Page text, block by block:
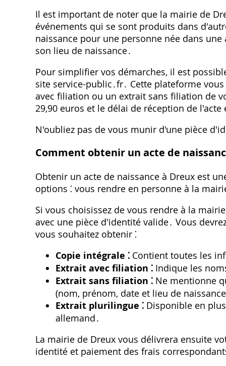
Il est important de noter que la mairie de
événements qui se sont produits dans
naissance pour une personne née dans
son lieu de naissance․
Pour simplifier vos démarches, il est
site service-public․fr․ Cette plateforme
avec filiation ou un extrait sans filiation de
29,90 euros et le délai de réception de
N'oubliez pas de vous munir d'une pièce
Comment obtenir un acte de
Obtenir un acte de naissance à Dreux est
options ⁚ vous rendre en personne à la
Si vous choisissez de vous rendre à la
avec une pièce d'identité valide․ Vous
vous souhaitez obtenir ⁚
Copie intégrale ⁚ Contient toutes les
Extrait avec filiation ⁚ Indique les
Extrait sans filiation ⁚ Ne mentionne
(nom, prénom, date et lieu de
Extrait plurilingue ⁚ Disponible en
allemand․
La mairie de Dreux vous délivrera ensuite
identité et paiement des frais